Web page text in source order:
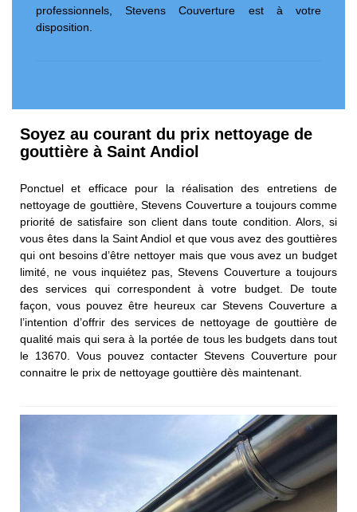
professionnels, Stevens Couverture est à votre
disposition.
Soyez au courant du prix nettoyage de
gouttière à Saint Andiol
Ponctuel et efficace pour la réalisation des entretiens de
nettoyage de gouttière, Stevens Couverture a toujours comme
priorité de satisfaire son client dans toute condition. Alors, si
vous êtes dans la Saint Andiol et que vous avez des gouttières
qui ont besoins d’être nettoyer mais que vous avez un budget
limité, ne vous inquiétez pas, Stevens Couverture a toujours
des services qui correspondent à votre budget. De toute
façon, vous pouvez être heureux car Stevens Couverture a
l’intention d’offrir des services de nettoyage de gouttière de
qualité mais qui sera à la portée de tous les budgets dans tout
le 13670. Vous pouvez contacter Stevens Couverture pour
connaitre le prix de nettoyage gouttière dès maintenant.